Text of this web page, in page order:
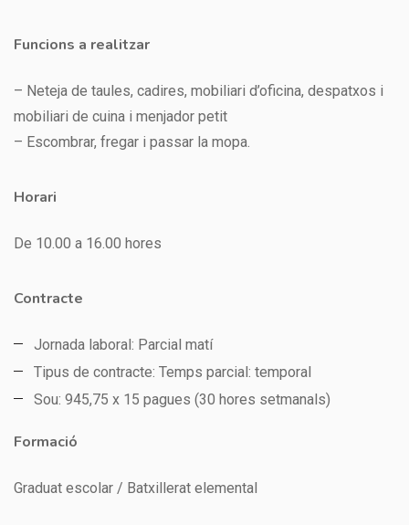
Funcions a realitzar
– Neteja de taules, cadires, mobiliari d’oficina, despatxos i
mobiliari de cuina i menjador petit
– Escombrar, fregar i passar la mopa.
Horari
De 10.00 a 16.00 hores
Contracte
Jornada laboral: Parcial matí
Tipus de contracte: Temps parcial: temporal
Sou: 945,75 x 15 pagues (30 hores setmanals)
Formació
Graduat escolar / Batxillerat elemental